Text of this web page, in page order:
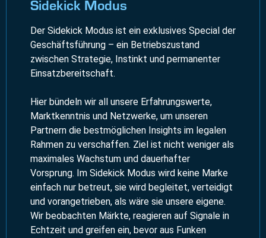
Sidekick Modus
Der Sidekick Modus ist ein exklusives Special der
Geschäftsführung – ein Betriebszustand
zwischen Strategie, Instinkt und permanenter
Einsatzbereitschaft.
Hier bündeln wir all unsere Erfahrungswerte,
Marktkenntnis und Netzwerke, um unseren
Partnern die bestmöglichen Insights im legalen
Rahmen zu verschaffen. Ziel ist nicht weniger als
maximales Wachstum und dauerhafter
Vorsprung. Im Sidekick Modus wird keine Marke
einfach nur betreut, sie wird begleitet, verteidigt
und vorangetrieben, als wäre sie unsere eigene.
Wir beobachten Märkte, reagieren auf Signale in
Echtzeit und greifen ein, bevor aus Funken